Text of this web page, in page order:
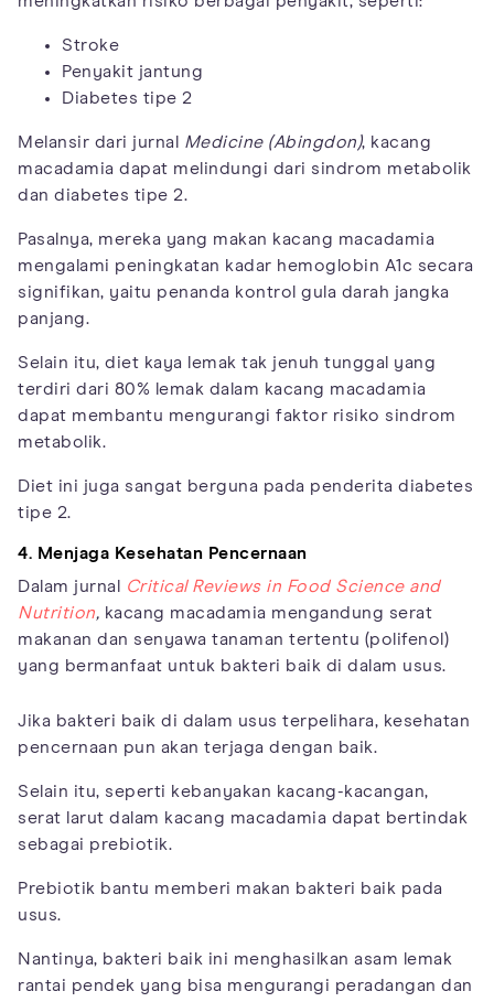
Stroke
Penyakit jantung
Diabetes tipe 2
Melansir dari jurnal Medicine (Abingdon), kacang
macadamia dapat melindungi dari sindrom metabolik
dan diabetes tipe 2.
Pasalnya, mereka yang makan kacang macadamia
mengalami peningkatan kadar hemoglobin A1c secara
signifikan, yaitu penanda kontrol gula darah jangka
panjang.
Selain itu, diet kaya lemak tak jenuh tunggal yang
terdiri dari 80% lemak dalam kacang macadamia
dapat membantu mengurangi faktor risiko sindrom
metabolik.
Diet ini juga sangat berguna pada penderita diabetes
tipe 2.
4. Menjaga Kesehatan Pencernaan
Dalam jurnal
Critical Reviews in Food Science and
Nutrition, kacang macadamia mengandung serat
makanan dan senyawa tanaman tertentu (polifenol)
yang bermanfaat untuk bakteri baik di dalam usus.
Jika bakteri baik di dalam usus terpelihara, kesehatan
pencernaan pun akan terjaga dengan baik.
Selain itu, seperti kebanyakan kacang-kacangan,
serat larut dalam kacang macadamia dapat bertindak
sebagai prebiotik.
Prebiotik bantu memberi makan bakteri baik pada
usus.
Nantinya, bakteri baik ini menghasilkan asam lemak
rantai pendek yang bisa mengurangi peradangan dan